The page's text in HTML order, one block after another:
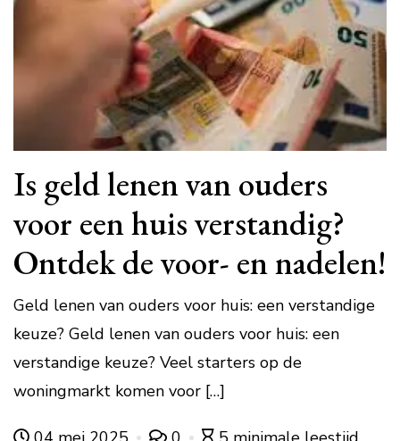
Is geld lenen van ouders
voor een huis verstandig?
Ontdek de voor- en nadelen!
Geld lenen van ouders voor huis: een verstandige
keuze? Geld lenen van ouders voor huis: een
verstandige keuze? Veel starters op de
woningmarkt komen voor […]